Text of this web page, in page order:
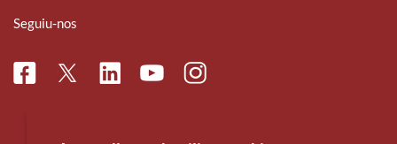
Seguiu-nos
FacebookTwitterLinkedinYoutubeInstagram